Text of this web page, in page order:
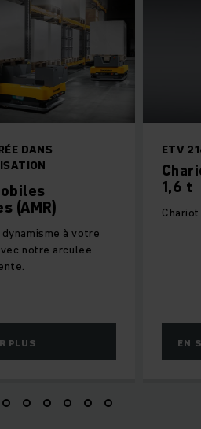
DANS
(AMR)
à votre
notre arculee
PLUS
ETV
1,6 t
EN